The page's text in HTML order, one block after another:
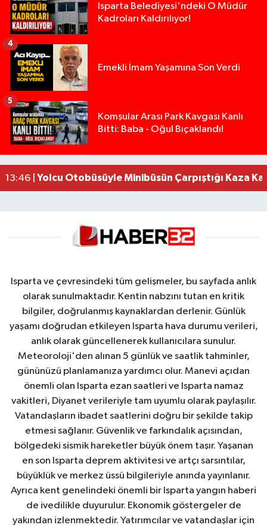
Isparta Belediyesi'ndeki O Müdür
Kadroları Kaldırılıyor!
Emekli İmam Yaşamına Son Verdi
4
Komşular Arası Park Kavgası Kanlı
Bitti: Baba - Oğul Bıçaklandı!
5
19:36 |Isparta’da Silah Operasyonu: 165 Tabanca Ele
17:18 |Anız Yangını Kazaya Neden Oldu: 13 Araç
17:08 |Alevlere Teslim Olan Gecekondu Kullanılamaz
13:46 | Yolcu Otobüsüyle Minibüsün Çarpıştığı Kaza
Isparta ve çevresindeki tüm gelişmeler, bu sayfada anlık
olarak sunulmaktadır. Kentin nabzını tutan en kritik
bilgiler, doğrulanmış kaynaklardan derlenir. Günlük
yaşamı doğrudan etkileyen Isparta hava durumu verileri,
anlık olarak güncellenerek kullanıcılara sunulur.
Meteoroloji'den alınan 5 günlük ve saatlik tahminler,
gününüzü planlamanıza yardımcı olur. Manevi açıdan
önemli olan Isparta ezan saatleri ve Isparta namaz
vakitleri, Diyanet verileriyle tam uyumlu olarak paylaşılır.
Vatandaşların ibadet saatlerini doğru bir şekilde takip
etmesi sağlanır. Güvenlik ve farkındalık açısından,
bölgedeki sismik hareketler büyük önem taşır. Yaşanan
en son Isparta deprem aktivitesi ve artçı sarsıntılar,
büyüklük ve merkez üssü bilgileriyle anında yayınlanır.
Ayrıca kent genelindeki önemli bir Isparta yangın haberi
de ivedilikle duyurulur. Ekonomik göstergeler de
yakından izlenmektedir. Yatırımcılar ve vatandaşlar için